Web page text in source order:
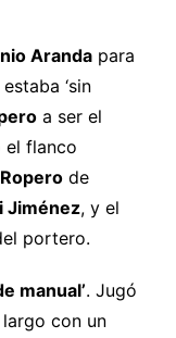
Arandapara
‘sin
a ser el
flanco
de
Jiménez, y el
portero.
manual’. Jugó
con un